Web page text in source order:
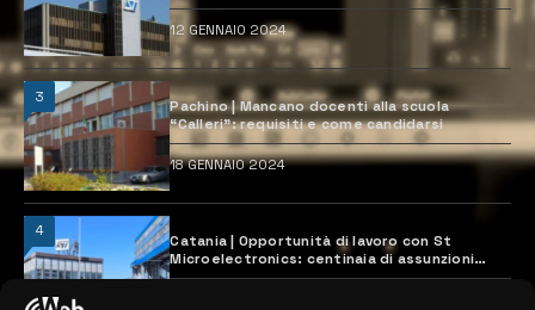
12 GENNAIO 2024
3
Pachino | Mancano docenti alla scuola
“Calleri”: requisiti e come candidarsi
18 GENNAIO 2024
4
Catania | Opportunità di lavoro con St
Microelectronics: centinaia di assunzioni
previste